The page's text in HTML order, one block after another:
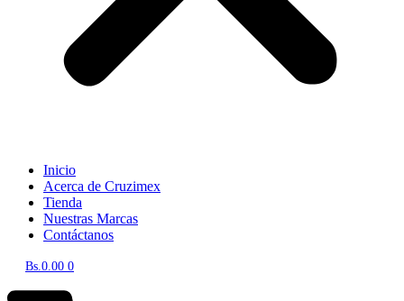
Inicio
Acerca de Cruzimex
Tienda
Nuestras Marcas
Contáctanos
Bs.0.00 0